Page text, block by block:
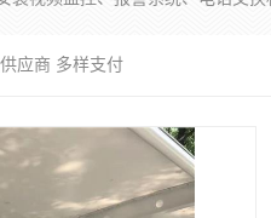
应商 多样支付